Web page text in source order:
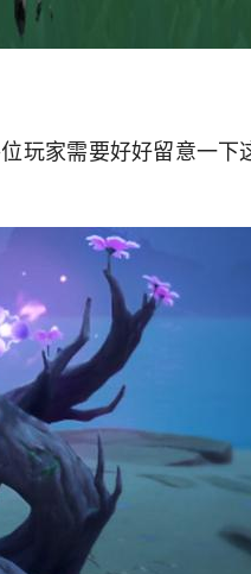
玩家需要好好留意一下